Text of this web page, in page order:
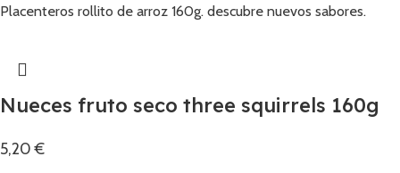
Placenteros rollito de arroz 160g. descubre nuevos sabores.
Nueces fruto seco three squirrels 160g
5,20€